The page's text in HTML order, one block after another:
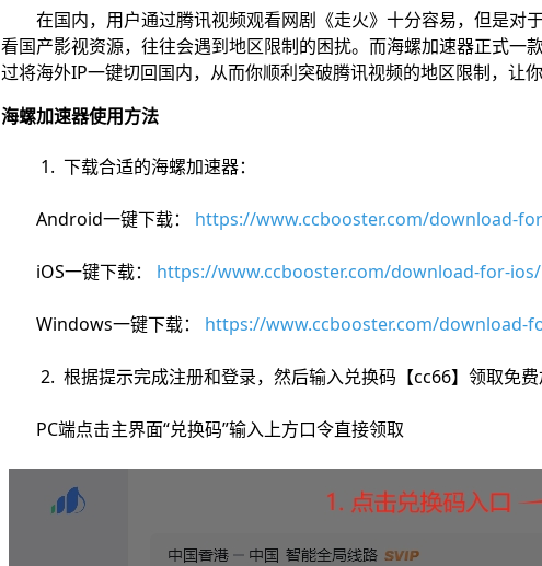
在国内，用户通过腾讯视频观看网剧《走火》十分容易，但是对
看国产影视资源，往往会遇到地区限制的困扰。而海螺加速器正式一
过将海外IP一键切回国内，从而你顺利突破腾讯视频的地区限制，让
海螺加速器使用方法
1. 下载合适的海螺加速器：
Android一键下载： https://www.ccbooster.com/download-
iOS一键下载： https://www.ccbooster.com/download-for-ios/
Windows一键下载： https://www.ccbooster.com/download-
2. 根据提示完成注册和登录，然后输入兑换码【cc66】领取免费
PC端点击主界面“兑换码”输入上方口令直接领取